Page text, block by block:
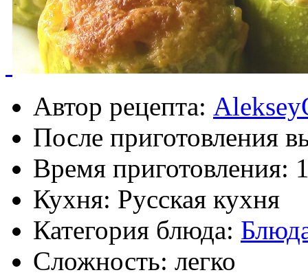
Автор рецепта:
После приготовления
Время приготовления:
Кухня: Русская кухня
Категория блюда:
Сложность: легко